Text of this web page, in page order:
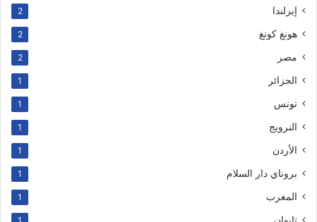
إيرلندا 2
هونغ كونغ 2
مصر 2
الجزائر 1
تونس 1
النرويج 1
الأردن 1
بروناي دار السلام 1
المغرب 1
تايوان 1